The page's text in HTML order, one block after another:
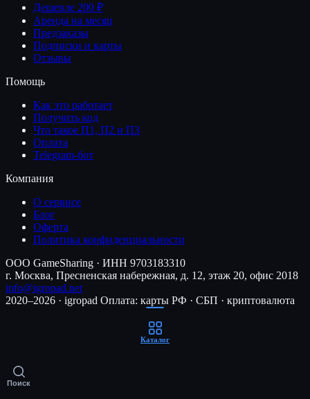
Дешевле 200 ₽
Аренда на месяц
Предзаказы
Подписки и карты
Отзывы
Помощь
Как это работает
Получить код
Что такое П1, П2 и П3
Оплата
Telegram-бот
Компания
О сервисе
Блог
Оферта
Политика конфиденциальности
ООО GameSharing · ИНН 9703183310
г. Москва, Пресненская набережная, д. 12, этаж 20, офис 2018
info@igropad.net
2020–2026 · igropad Оплата: карты РФ · СБП · криптовалюта
Каталог
Поиск